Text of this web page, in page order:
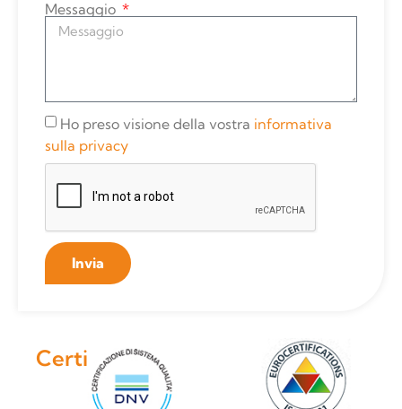
Messaggio
Ho preso visione della vostra informativa
sulla privacy
Invia
Certificazioni